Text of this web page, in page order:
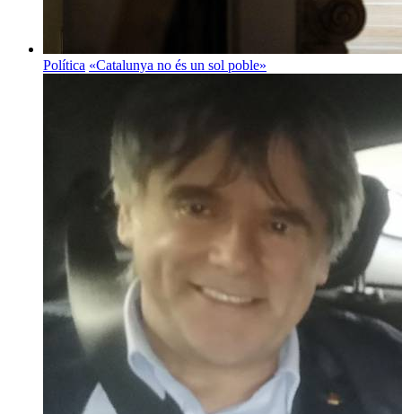
Política «Catalunya no és un sol poble»